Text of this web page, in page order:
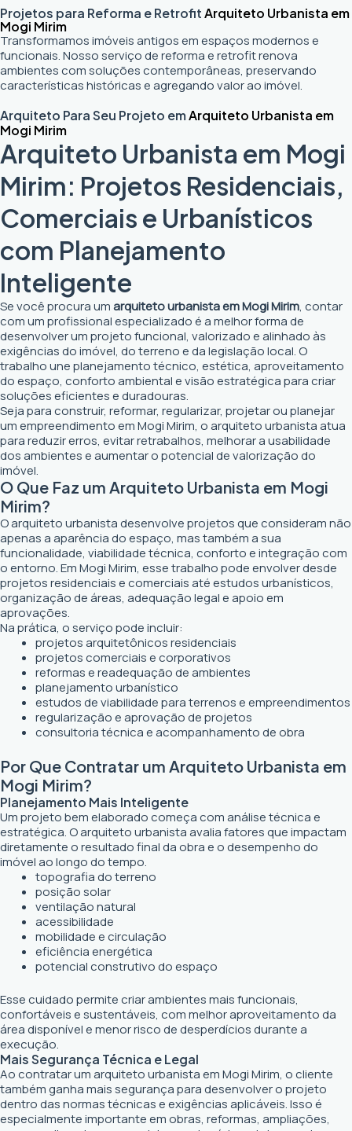
Projetos para Reforma e RetrofitArquiteto Urbanista em
Mogi Mirim
Transformamos imóveis antigos em espaços modernos e
funcionais. Nosso serviço de reforma e retrofit renova
ambientes com soluções contemporâneas, preservando
características históricas e agregando valor ao imóvel.
Arquiteto Para Seu Projeto emArquiteto Urbanista em
Mogi Mirim
Arquiteto Urbanista em Mogi
Mirim: Projetos Residenciais,
Comerciais e Urbanísticos
com Planejamento
Inteligente
Se você procura umarquiteto urbanista em Mogi Mirim, contar
com um profissional especializado é a melhor forma de
desenvolver um projeto funcional, valorizado e alinhado às
exigências do imóvel, do terreno e da legislação local. O
trabalho une planejamento técnico, estética, aproveitamento
do espaço, conforto ambiental e visão estratégica para criar
soluções eficientes e duradouras.
Seja para construir, reformar, regularizar, projetar ou planejar
um empreendimento em Mogi Mirim, o arquiteto urbanista atua
para reduzir erros, evitar retrabalhos, melhorar a usabilidade
dos ambientes e aumentar o potencial de valorização do
imóvel.
O Que Faz um Arquiteto Urbanista em Mogi
Mirim?
O arquiteto urbanista desenvolve projetos que consideram não
apenas a aparência do espaço, mas também a sua
funcionalidade, viabilidade técnica, conforto e integração com
o entorno. Em Mogi Mirim, esse trabalho pode envolver desde
projetos residenciais e comerciais até estudos urbanísticos,
organização de áreas, adequação legal e apoio em
aprovações.
Na prática, o serviço pode incluir:
projetos arquitetônicos residenciais
projetos comerciais e corporativos
reformas e readequação de ambientes
planejamento urbanístico
estudos de viabilidade para terrenos e empreendimentos
regularização e aprovação de projetos
consultoria técnica e acompanhamento de obra
Por Que Contratar um Arquiteto Urbanista em
Mogi Mirim?
Planejamento Mais Inteligente
Um projeto bem elaborado começa com análise técnica e
estratégica. O arquiteto urbanista avalia fatores que impactam
diretamente o resultado final da obra e o desempenho do
imóvel ao longo do tempo.
topografia do terreno
posição solar
ventilação natural
acessibilidade
mobilidade e circulação
eficiência energética
potencial construtivo do espaço
Esse cuidado permite criar ambientes mais funcionais,
confortáveis e sustentáveis, com melhor aproveitamento da
área disponível e menor risco de desperdícios durante a
execução.
Mais Segurança Técnica e Legal
Ao contratar um arquiteto urbanista em Mogi Mirim, o cliente
também ganha mais segurança para desenvolver o projeto
dentro das normas técnicas e exigências aplicáveis. Isso é
especialmente importante em obras, reformas, ampliações,